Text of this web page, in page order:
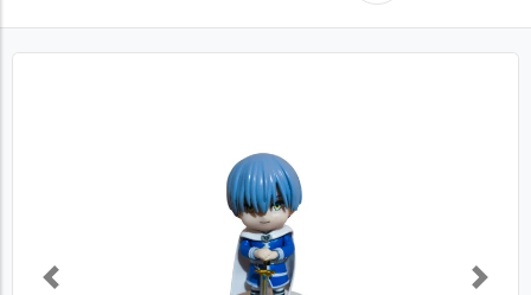
Previous Next